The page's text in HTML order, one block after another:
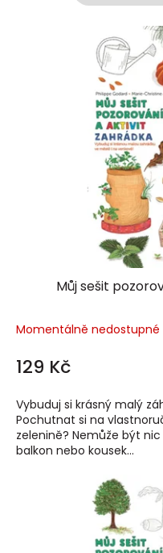
Můj sešit
Momentálně nedostupné
129 Kč
Vybuduj si krásný malý
Pochutnat si na
zelenině? Nemůže být
balkon nebo kousek...